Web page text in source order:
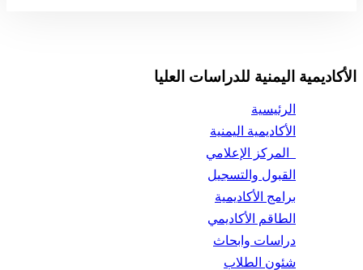
الأكاديمية اليمنية للدراسات العليا
الرئيسية
الأكاديمية اليمنية
المركز الإعلامي
القبول والتسجيل
برامج الأكاديمية
الطاقم الأكاديمي
دراسات وابحاث
شئون الطلاب